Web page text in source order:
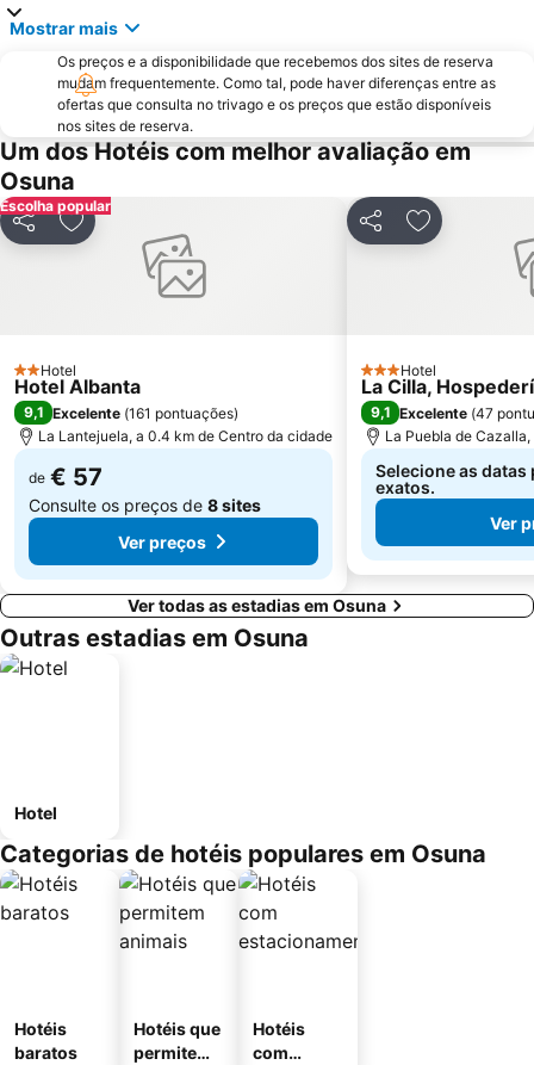
Mostrar mais
Os preços e a disponibilidade que recebemos dos sites de reserva
mudam frequentemente. Como tal, pode haver diferenças entre as
ofertas que consulta no trivago e os preços que estão disponíveis
nos sites de reserva.
Um dos Hotéis com melhor avaliação em
Osuna
Escolha popular
PartilharAdicionar aos favoritos
2 Estrelas
Hotel
Hotel Albanta
9,1 Excelente (161 pontuações)
La Lantejuela, a 0.4 km de Centro da cidade
de € 57
Consulte os preços de 8 sites
Ver preços
PartilharAdicionar
3 Estrelas
Hotel
La Cilla,
9,1 Excelente (47
La Puebla de
Selecione as
exatos.
Ver
Ver todas as estadias em Osuna
Outras estadias em Osuna
Hotel
Categorias de hotéis populares em Osuna
Hotéis
baratos
Hotéis que
permitem
Hotéis
com